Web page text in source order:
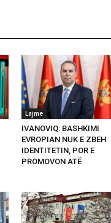
Lajme
IVANOVIQ: BASHKIMI
EVROPIAN NUK E ZBEH
IDENTITETIN, POR E
PROMOVON ATË